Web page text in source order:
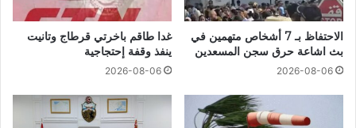
الاحتفاظ بـ 7 أشخاص متهمين في
بث اشاعة حرق سجن المسعدين
2026-08-06
غدا طاقم باخرتي قرطاج وتانيت
ينفذ وقفة إحتجاجية
2026-08-06